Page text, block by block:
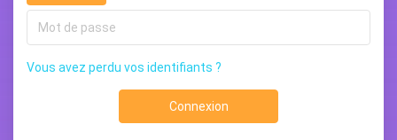
Vous avez perdu vos identifiants ?
Connexion